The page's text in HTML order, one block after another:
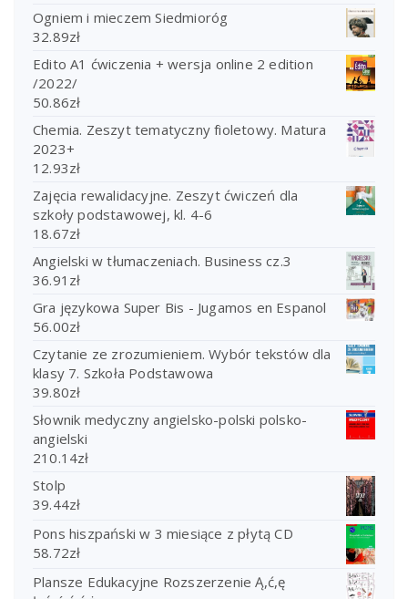
Ogniem i mieczem Siedmioróg
32.89zł
Edito A1 ćwiczenia + wersja online 2 edition
/2022/
50.86zł
Chemia. Zeszyt tematyczny fioletowy. Matura
2023+
12.93zł
Zajęcia rewalidacyjne. Zeszyt ćwiczeń dla
szkoły podstawowej, kl. 4-6
18.67zł
Angielski w tłumaczeniach. Business cz.3
36.91 zł
Gra językowa Super Bis - Jugamos en Espanol
56.00zł
Czytanie ze zrozumieniem. Wybór tekstów dla
klasy 7. Szkoła Podstawowa
39.80zł
Słownik medyczny angielsko-polski polsko-
angielski
210.14zł
Stolp
39.44zł
Pons hiszpański w 3 miesiące z płytą CD
58.72zł
Plansze Edukacyjne Rozszerzenie Ą,ć,ę